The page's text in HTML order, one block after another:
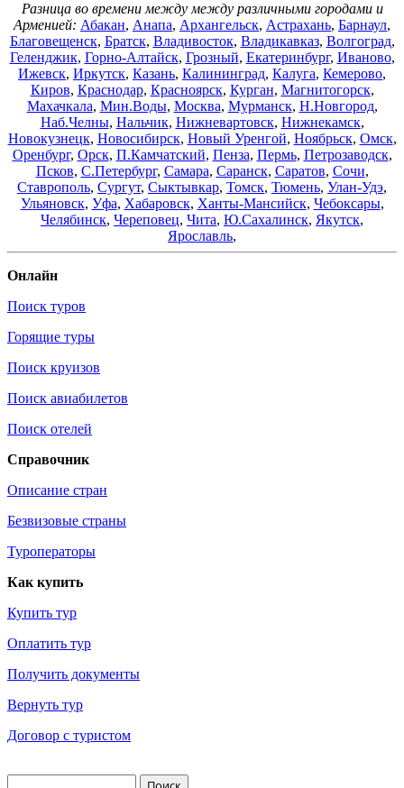
Разница во времени между между различными городами и
Арменией: Абакан, Анапа, Архангельск, Астрахань, Барнаул,
Благовещенск, Братск, Владивосток, Владикавказ, Волгоград,
Геленджик, Горно-Алтайск, Грозный, Екатеринбург, Иваново,
Ижевск, Иркутск, Казань, Калининград, Калуга, Кемерово,
Киров, Краснодар, Красноярск, Курган, Магнитогорск,
Махачкала, Мин.Воды, Москва, Мурманск, Н.Новгород,
Наб.Челны, Нальчик, Нижневартовск, Нижнекамск,
Новокузнецк, Новосибирск, Новый Уренгой, Ноябрьск, Омск,
Оренбург, Орск, П.Камчатский, Пенза, Пермь, Петрозаводск,
Псков, С.Петербург, Самара, Саранск, Саратов, Сочи,
Ставрополь, Сургут, Сыктывкар, Томск, Тюмень, Улан-Удэ,
Ульяновск, Уфа, Хабаровск, Ханты-Мансийск, Чебоксары,
Челябинск, Череповец, Чита, Ю.Сахалинск, Якутск,
Ярославль,
Онлайн
Поиск туров
Горящие туры
Поиск круизов
Поиск авиабилетов
Поиск отелей
Справочник
Описание стран
Безвизовые страны
Туроператоры
Как купить
Купить тур
Оплатить тур
Получить документы
Вернуть тур
Договор с туристом